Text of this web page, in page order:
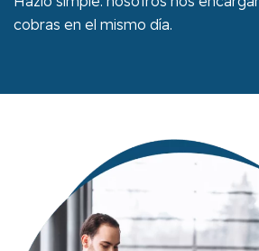
cobras en el mismo día.